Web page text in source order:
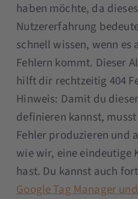
haben möchte, da
Nutzererfahrung
schnell wissen, wenn es
Fehlern kommt. Dieser
hilft dir rechtzeitig 404
Hinweis: Damit du
definieren kannst,
Fehler produzieren und
wie wir, eine eindeutige
hast. Du kannst auch
Google Tag Manager